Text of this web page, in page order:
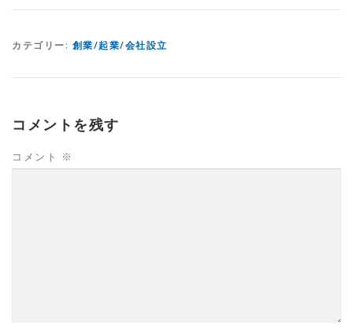
カテゴリー: 創業/起業/会社設立
コメントを残す
コメント ※